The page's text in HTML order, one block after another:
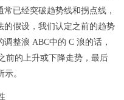
已经突破趋势线和拐点线，
的假设，我们认定之前的趋势
整浪 ABC中的 C 浪的话，
前的上升或下降走势，最后
。